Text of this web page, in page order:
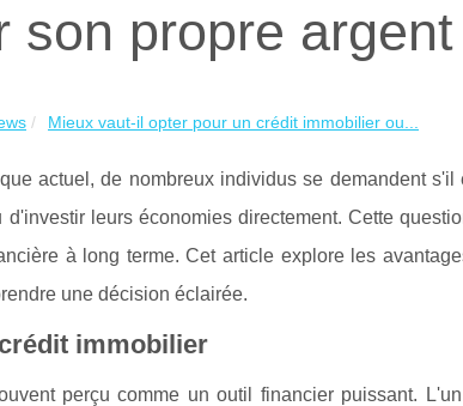
son propre
Mieux vaut-il opter pour un crédit immobilier ou...
actuel, de nombreux individus se demandent
leurs économies directement. Cette
à long terme. Cet article explore les
une décision éclairée.
immobilier
perçu comme un outil financier puissant.